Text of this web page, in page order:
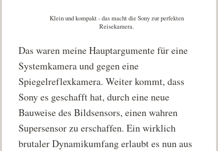
Klein und kompakt - das macht die Sony zur perfekten
Reisekamera.
Das waren meine Hauptargumente für eine
Systemkamera und gegen eine
Spiegelreflexkamera. Weiter kommt, dass
Sony es geschafft hat, durch eine neue
Bauweise des Bildsensors, einen wahren
Supersensor zu erschaffen. Ein wirklich
brutaler Dynamikumfang erlaubt es nun aus